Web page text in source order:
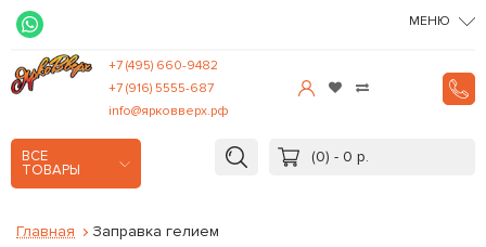
МЕНЮ
+7 (495) 660-9482
+7 (916) 5555-687
info@ярковверх.рф
ВСЕ
ТОВАРЫ
(0) - 0 р.
Главная Заправка гелием